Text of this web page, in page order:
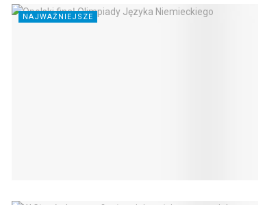
NAJWAŻNIEJSZE